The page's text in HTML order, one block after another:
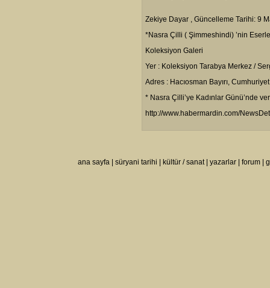
Zekiye Dayar , Güncelleme Tarihi: 9
*Nasra Çilli ( Şimmeshindi) ’nin
Koleksiyon Galeri
Yer : Koleksiyon Tarabya Merkez /
Adres : Hacıosman Bayırı,
* Nasra Çilli’ye Kadınlar Günü’nde
http://www.habermardin.com/
ana sayfa |süryani tarihi kültür / sanat|yazarlar |forum |